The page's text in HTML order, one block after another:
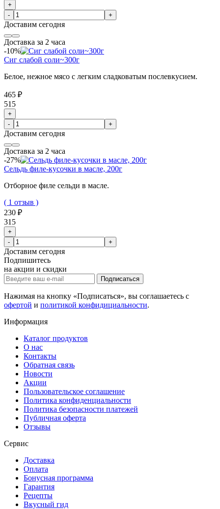
+
-
+
Доставим сегодня
Доставка за 2 часа
-10%
Сиг слабой соли~300г
Белое, нежное мясо с легким сладковатым послевкусием.
465 ₽
515
+
-
+
Доставим сегодня
Доставка за 2 часа
-27%
Сельдь филе-кусочки в масле, 200г
Отборное филе сельди в масле.
( 1 отзыв )
230 ₽
315
+
-
+
Доставим сегодня
Подпишитесь
на акции и скидки
Подписаться
Нажимая на кнопку «Подписаться», вы соглашаетесь с
офертой и политикой конфидициальности.
Информация
Каталог продуктов
О нас
Контакты
Обратная связь
Новости
Акции
Пользовательское соглашение
Политика конфиденциальности
Политика безопасности платежей
Публичная оферта
Отзывы
Сервис
Доставка
Оплата
Бонусная программа
Гарантия
Рецепты
Вкусный гид